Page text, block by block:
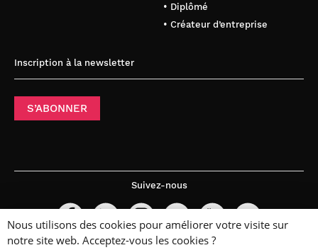
• Diplômé
• Créateur d’entreprise
Inscription à la newsletter
S’ABONNER
Suivez-nous
Nous utilisons des cookies pour améliorer votre visite sur
notre site web. Acceptez-vous les cookies ?